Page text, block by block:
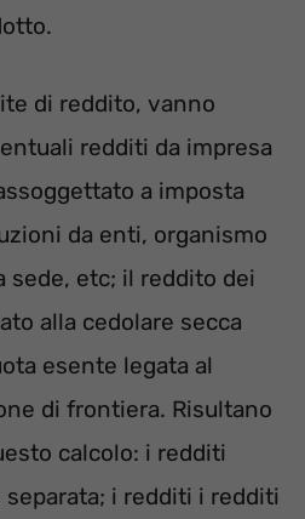
di reddito, vanno
redditi da impresa
a imposta
da enti, organismo
sede, etc; il reddito dei
alla cedolare secca
esente legata al
di frontiera. Risultano
calcolo: i redditi
i redditi i redditi